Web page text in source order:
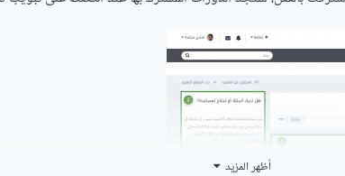
أظهر المزيد